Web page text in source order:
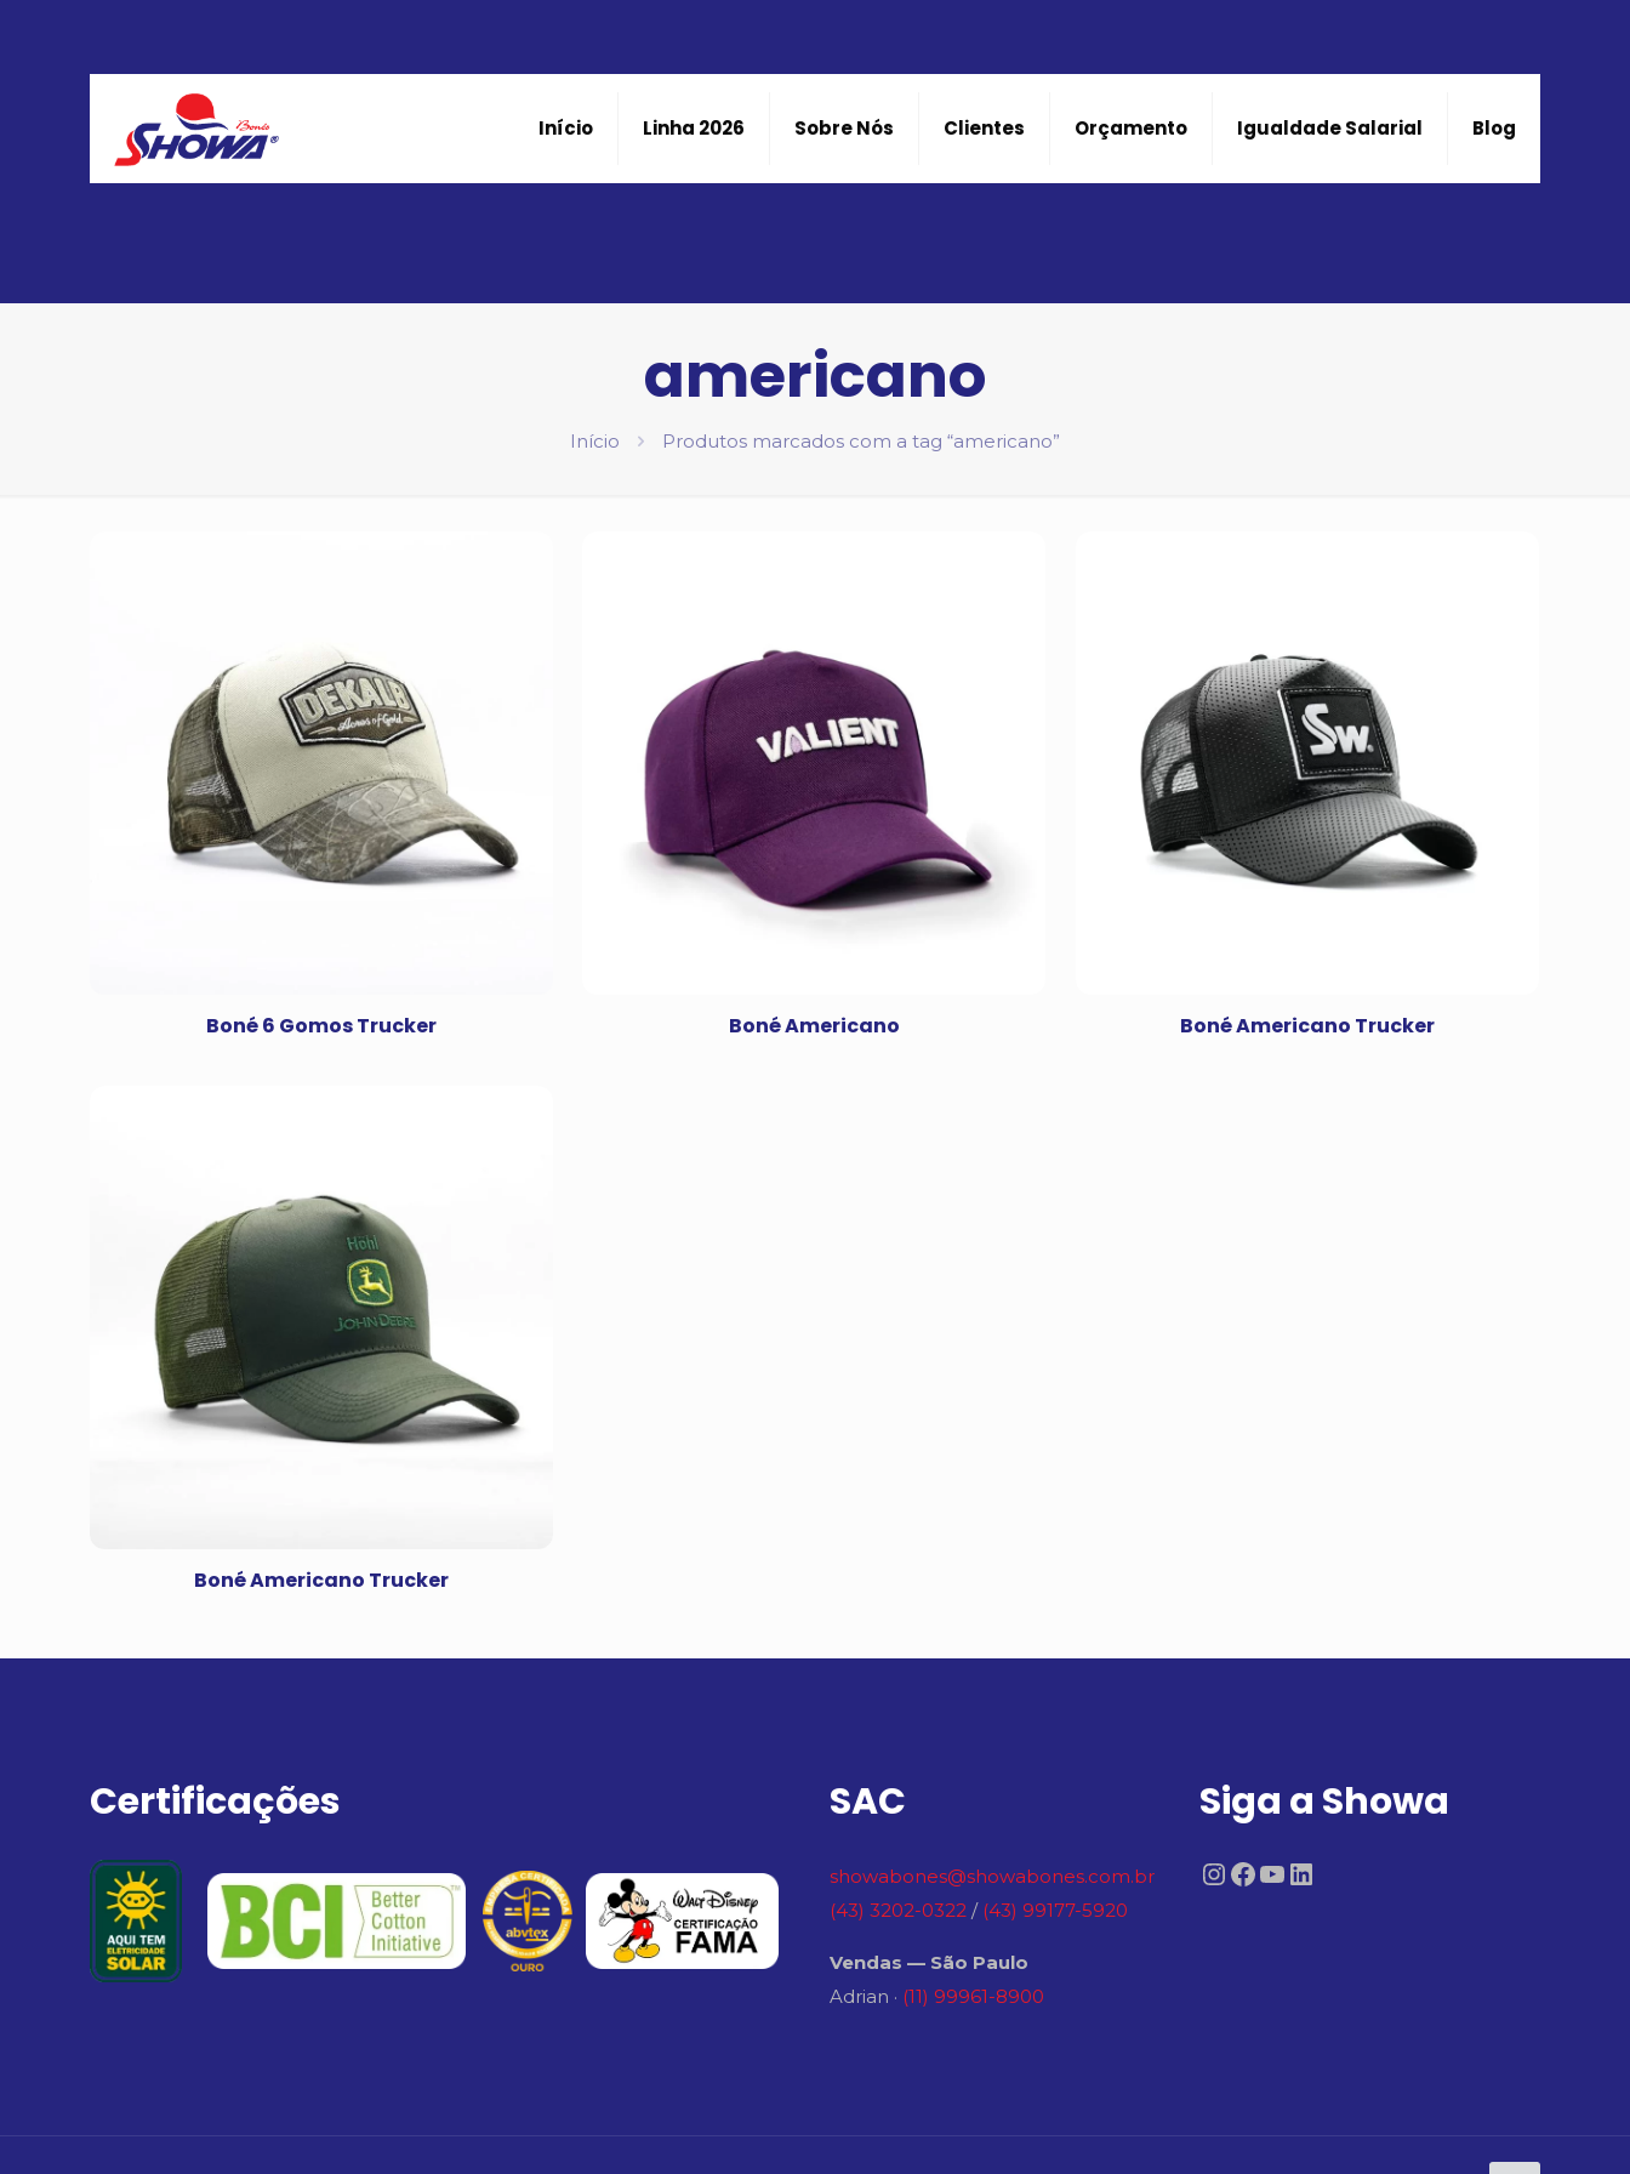
Início Linha 2026 Sobre Nós Clientes Orçamento Igualdade Salarial Blog
americano
Início Produtos marcados com a tag “americano”
Boné 6 Gomos Trucker Boné Americano Boné Americano Trucker
Boné Americano Trucker
Certificações SAC
showabones@showabones.com.br
(43) 3202-0322 / (43) 99177-5920
Vendas — São Paulo
Adrian · (11) 99961-8900
Siga a Showa
Instagram
Facebook
Youtube
LinkedIn